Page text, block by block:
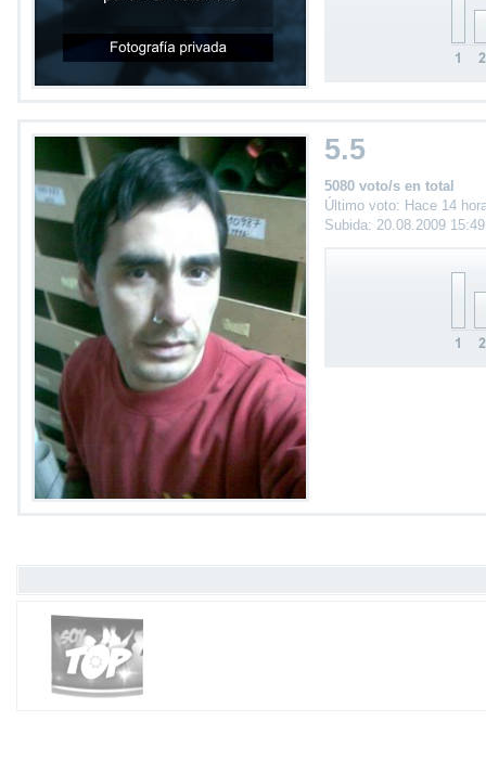
5.5
5080 voto/s en total
Último voto: Hace 14
Subida: 20.08.2009